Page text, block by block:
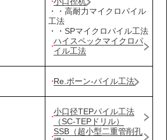
・・高耐力マイクロパイル
工法
・・SPマイクロパイル工法
ハイスペックマイクロパ
イル工法
Re.ボーン-パイル工法
小口径TEPパイル工法
（SC-TEPドリル）
SSB（超小型二重管削孔